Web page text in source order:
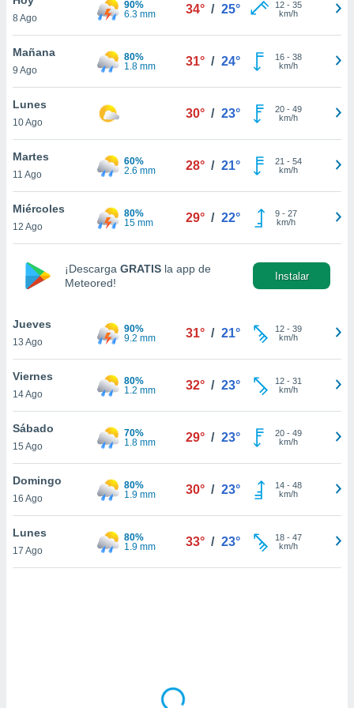
en
más
nuestra
de
aceptar
de
sitio
En
sean
el sitio
ni para
o
8 Ago
90%
6.3 mm
34° / 25° 12- 35
km/h
Mañana
9 Ago
80%
1.8 mm
31° / 24° 16- 38
km/h
Lunes
10 Ago
30° / 23° 20- 49
km/h
Martes
11 Ago
60%
2.6 mm
28° / 21° 21 - 54
km/h
Miércoles
12 Ago
80%
15 mm
29° / 22° 9- 27
km/h
¡Descarga GRATIS la app de
Meteored!
Instalar
Jueves
13 Ago
90%
9.2 mm
31° / 21° 12- 39
km/h
Viernes
14 Ago
80%
1.2 mm
32° / 23° 12- 31
km/h
Sábado
15 Ago
70%
1.8 mm
29° / 23° 20- 49
km/h
Domingo
16 Ago
80%
1.9 mm
30° / 23° 14- 48
km/h
Lunes
17 Ago
80%
1.9 mm
33° / 23° 18- 47
km/h